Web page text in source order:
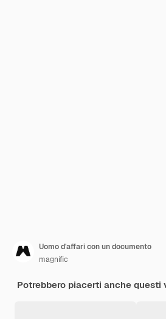
Uomo d'affari con un documento
magnific
Potrebbero piacerti anche questi